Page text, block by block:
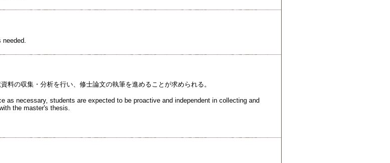
needed.
料の収集・分析を行い、修士論文の執筆を進めることが求められる。
as necessary, students are expected to be proactive and independent in collecting and
the master's thesis.